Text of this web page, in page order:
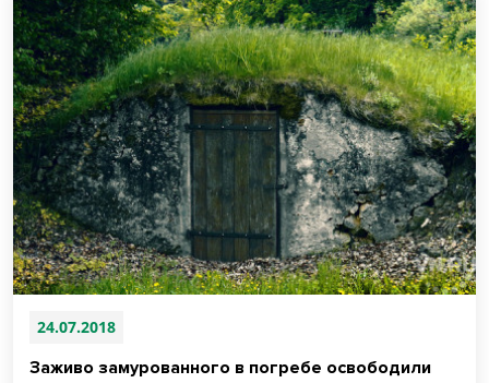
24.07.2018
Заживо замурованного в погребе освободили